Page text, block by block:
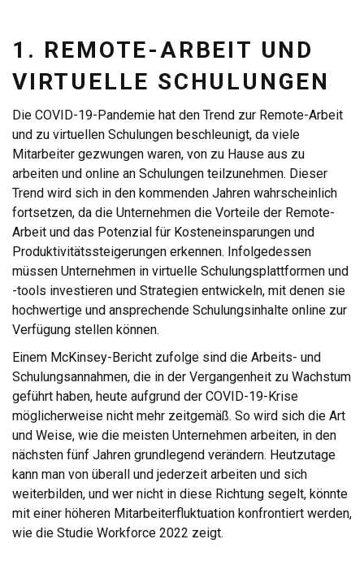
1. REMOTE-ARBEIT UND
VIRTUELLE SCHULUNGEN
Die COVID-19-Pandemie hat den Trend zur Remote-Arbeit
und zu virtuellen Schulungen beschleunigt, da viele
Mitarbeiter gezwungen waren, von zu Hause aus zu
arbeiten und online an Schulungen teilzunehmen. Dieser
Trend wird sich in den kommenden Jahren wahrscheinlich
fortsetzen, da die Unternehmen die Vorteile der Remote-
Arbeit und das Potenzial für Kosteneinsparungen und
Produktivitätssteigerungen erkennen. Infolgedessen
müssen Unternehmen in virtuelle Schulungsplattformen und
-tools investieren und Strategien entwickeln, mit denen sie
hochwertige und ansprechende Schulungsinhalte online zur
Verfügung stellen können.
Einem McKinsey-Bericht zufolge sind die Arbeits- und
Schulungsannahmen, die in der Vergangenheit zu Wachstum
geführt haben, heute aufgrund der COVID-19-Krise
möglicherweise nicht mehr zeitgemäß. So wird sich die Art
und Weise, wie die meisten Unternehmen arbeiten, in den
nächsten fünf Jahren grundlegend verändern. Heutzutage
kann man von überall und jederzeit arbeiten und sich
weiterbilden, und wer nicht in diese Richtung segelt, könnte
mit einer höheren Mitarbeiterfluktuation konfrontiert werden,
wie die Studie Workforce 2022 zeigt.